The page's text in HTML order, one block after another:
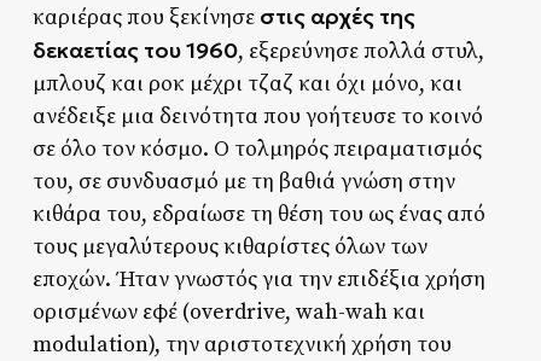
καριέρας που ξεκίνησε στις αρχές της
δεκαετίας του 1960, εξερεύνησε πολλά στυλ,
μπλουζ και ροκ μέχρι τζαζ και όχι μόνο, και
ανέδειξε μια δεινότητα που γοήτευσε το κοινό
σε όλο τον κόσμο. Ο τολμηρός πειραματισμός
του, σε συνδυασμό με τη βαθιά γνώση στην
κιθάρα του, εδραίωσε τη θέση του ως ένας από
τους μεγαλύτερους κιθαρίστες όλων των
εποχών. Ήταν γνωστός για την επιδέξια χρήση
ορισμένων εφέ (overdrive, wah-wah και
modulation), την αριστοτεχνική χρήση του